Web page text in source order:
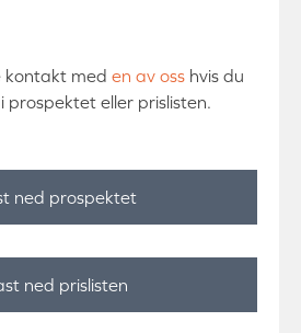
kontakt med en av oss hvis du
prospektet eller prislisten.
ned prospektet
ned prislisten